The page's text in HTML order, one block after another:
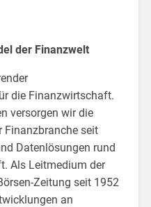
der Finanzwelt
die Finanzwirtschaft.
versorgen wir die
Finanzbranche seit
Datenlösungen rund
Als Leitmedium der
Zeitung seit 1952
an